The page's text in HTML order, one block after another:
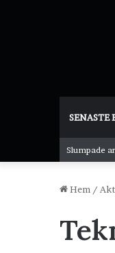
SENASTE
Slumpade
Hem /